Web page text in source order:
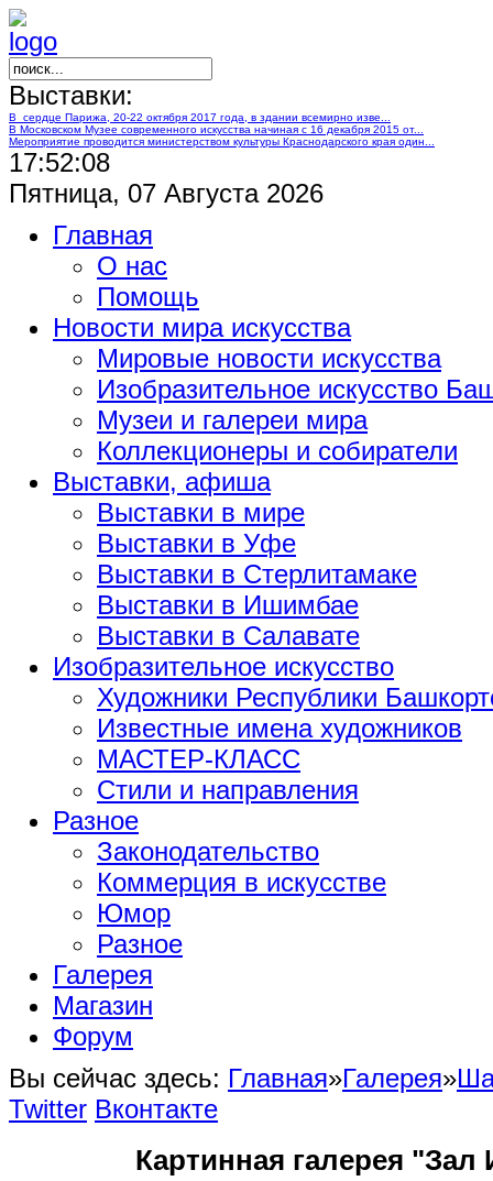
Выставки:
В сердце Парижа, 20-22 октября 2017 года, в здании всемирно изве...
В Московском Музее современного искусства начиная с 16 декабря 2015 от...
Мероприятие проводится министерством культуры Краснодарского края один...
17:52:09
Пятница, 07 Августа 2026
Главная
О нас
Помощь
Новости мира искусства
Мировые новости искусства
Изобразительное искусство
Музеи и галереи мира
Коллекционеры и собиратели
Выставки, афиша
Выставки в мире
Выставки в Уфе
Выставки в Стерлитамаке
Выставки в Ишимбае
Выставки в Салавате
Изобразительное искусство
Художники Республики
Известные имена художников
МАСТЕР-КЛАСС
Стили и направления
Разное
Законодательство
Коммерция в искусстве
Юмор
Разное
Галерея
Магазин
Форум
Вы сейчас здесь: Главная»Галерея»
Twitter Вконтакте
Картинная галерея "Зал